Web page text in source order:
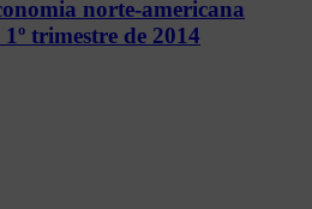
norte-americana
trimestre de 2014